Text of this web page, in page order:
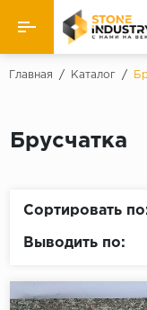
Назад
Плитка
Главная / Каталог /
Брусчатка
Сортировать
Выводить по: